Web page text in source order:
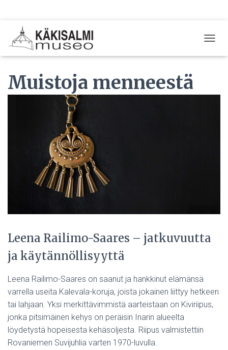
O
E
Muistoja menneestä
Leena Railimo-Saares – jatkuvuutta
ja käytännöllisyyttä
Leena Railimo-Saares on saanut ja hankkinut elämänsä
varrella useita Kalevala-koruja, joista jokainen liittyy hetkeen
tai lahjaan. Yksi merkittävimmistä aarteistaan on Kiviriipus,
jonka pitsimäinen kehys on peräisin Inarin alueelta
löydetystä hopeisesta kehäsoljesta. Riipus valmistettiin
Rovaniemen Suvijuhlia varten 1970-luvulla.